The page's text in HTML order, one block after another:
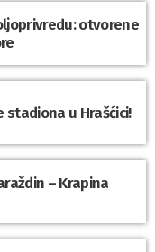
otvorene
u Hrašćici!
– Krapina